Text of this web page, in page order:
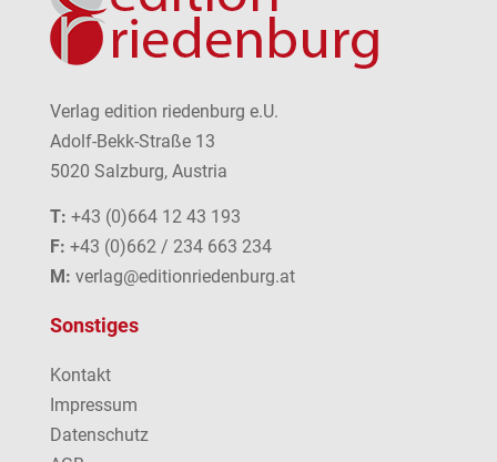
Verlag edition riedenburg e.U.
Adolf-Bekk-Straße 13
5020 Salzburg, Austria
T: +43 (0)664 12 43 193
F: +43 (0)662 / 234 663 234
M: verlag@editionriedenburg.at
Sonstiges
Kontakt
Impressum
Datenschutz